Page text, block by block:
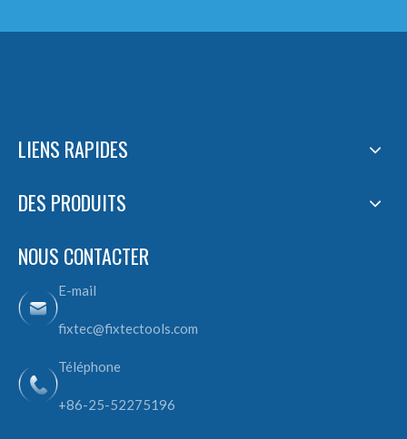
LIENS RAPIDES
DES PRODUITS
NOUS CONTACTER
E-mail
fixtec@fixtectools.com
Téléphone
+86-25-52275196